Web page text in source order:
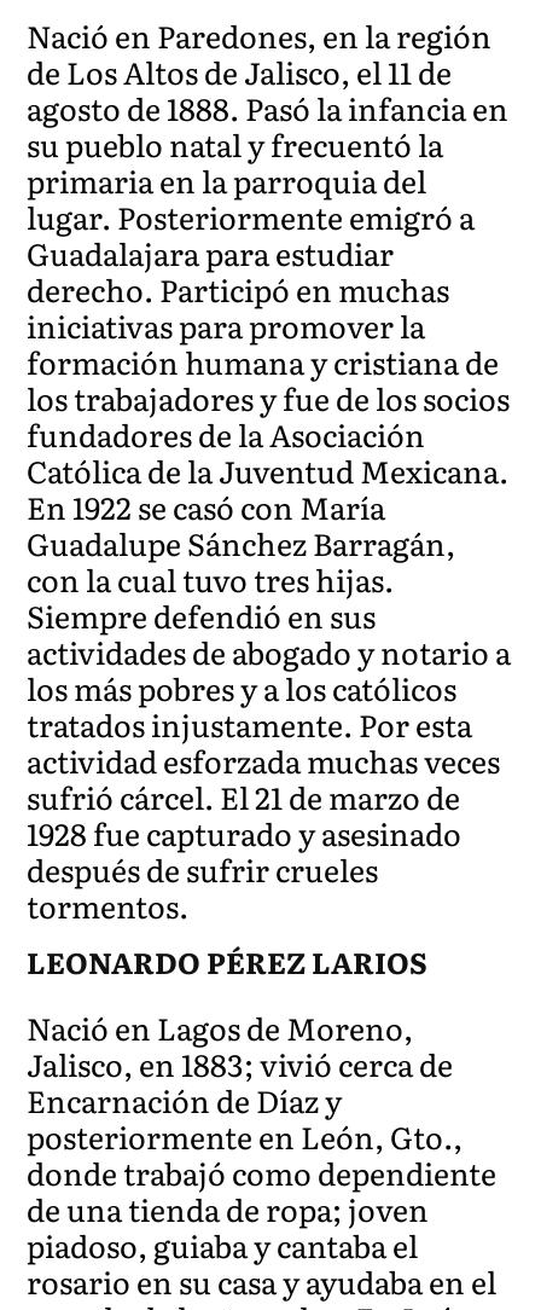
Nació en Paredones, en la región
de Los Altos de Jalisco, el 11 de
agosto de 1888. Pasó la infancia en
su pueblo natal y frecuentó la
primaria en la parroquia del
lugar. Posteriormente emigró a
Guadalajara para estudiar
derecho. Participó en muchas
iniciativas para promover la
formación humana y cristiana de
los trabajadores y fue de los socios
fundadores de la Asociación
Católica de la Juventud Mexicana.
En 1922 se casó con María
Guadalupe Sánchez Barragán,
con la cual tuvo tres hijas.
Siempre defendió en sus
actividades de abogado y notario a
los más pobres y a los católicos
tratados injustamente. Por esta
actividad esforzada muchas veces
sufrió cárcel. El 21 de marzo de
1928 fue capturado y asesinado
después de sufrir crueles
tormentos.
LEONARDO PÉREZ LARIOS
Nació en Lagos de Moreno,
Jalisco, en 1883; vivió cerca de
Encarnación de Díaz y
posteriormente en León, Gto.,
donde trabajó como dependiente
de una tienda de ropa; joven
piadoso, guiaba y cantaba el
rosario en su casa y ayudaba en el